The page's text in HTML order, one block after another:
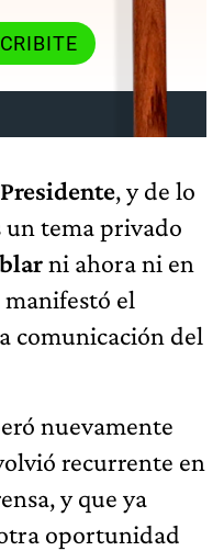
, y de lo
un tema privado
ni ahora ni en
el
comunicación del
nuevamente
recurrente en
y que ya
oportunidad